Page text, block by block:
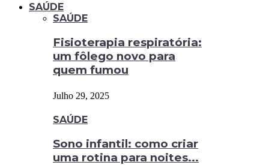
SAÚDE
SAÚDE
Fisioterapia respiratória:
um fôlego novo para
quem fumou
Julho 29, 2025
SAÚDE
Sono infantil: como criar
uma rotina para noites...